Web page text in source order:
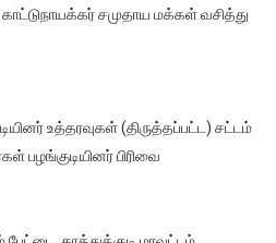
காட்டுநாயக்கர் சமுதாய மக்கள் வசித்து
உத்தரவுகள் (திருத்தப்பட்ட) சட்டம்
பழங்குடியினர் பிரிவை